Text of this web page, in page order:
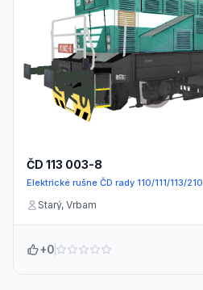
ČD 113 003-8
Elektrické rušne ČD rady 110/111/113/210
Starý, Vrbam
+0